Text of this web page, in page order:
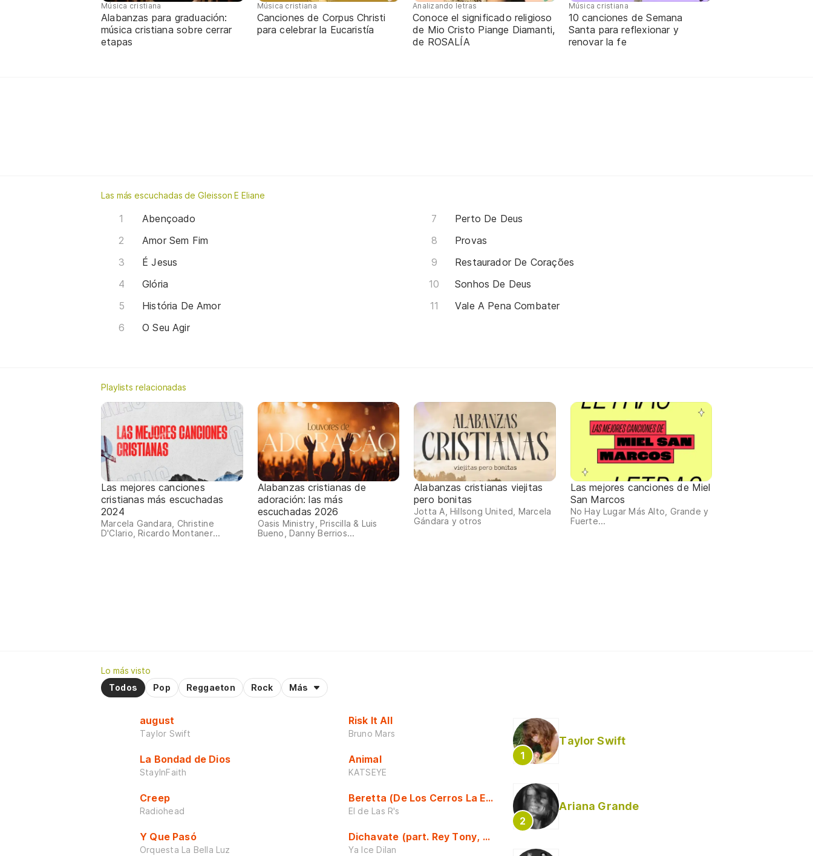
Música cristiana
Alabanzas para graduación:
música cristiana sobre cerrar
etapas
Música cristiana
Canciones de Corpus Christi
para celebrar la Eucaristía
Analizando letras
Conoce el significado religioso
de Mio Cristo Piange Diamanti,
de ROSALÍA
Música cristiana
10 canciones de Semana
Santa para reflexionar y
renovar la fe
Las más escuchadas de Gleisson E Eliane
Abençoado
Amor Sem Fim
É Jesus
Glória
História De Amor
O Seu Agir
Perto De Deus
Provas
Restaurador De Corações
Sonhos De Deus
Vale A Pena Combater
Playlists relacionadas
Las mejores canciones
cristianas más escuchadas
2024
Marcela Gandara, Christine
D'Clario, Ricardo Montaner...
Alabanzas cristianas de
adoración: las más
escuchadas 2026
Oasis Ministry, Priscilla & Luis
Bueno, Danny Berrios...
Alabanzas cristianas viejitas
pero bonitas
Jotta A, Hillsong United, Marcela
Gándara y otros
Las mejores canciones de Miel
San Marcos
No Hay Lugar Más Alto, Grande y
Fuerte...
Lo más visto
Todos
Pop Reggaeton Rock Más
august
Taylor Swift
La Bondad de Dios
StayInFaith
Creep
Radiohead
Y Que Pasó
Orquesta La Bella Luz
Risk It All
Bruno Mars
Animal
KATSEYE
Beretta (De Los Cerros La Escuela)
El de Las R's
Dichavate (part. Rey Tony, Dj Honda y Helabusador) [explícita]
Ya Ice Dilan
Taylor Swift
Ariana Grande